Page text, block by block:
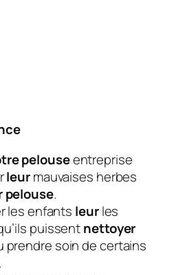
pelouseentreprise
leurmauvaises herbes
pelouse.
les enfants leurles
puissentnettoyer
prendre soin de certains